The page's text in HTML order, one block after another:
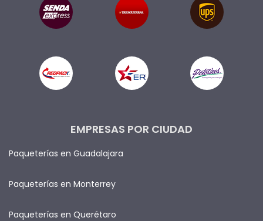
EMPRESAS POR CIUDAD
Paqueterías en Guadalajara
Paqueterías en Monterrey
Paqueterías en Querétaro